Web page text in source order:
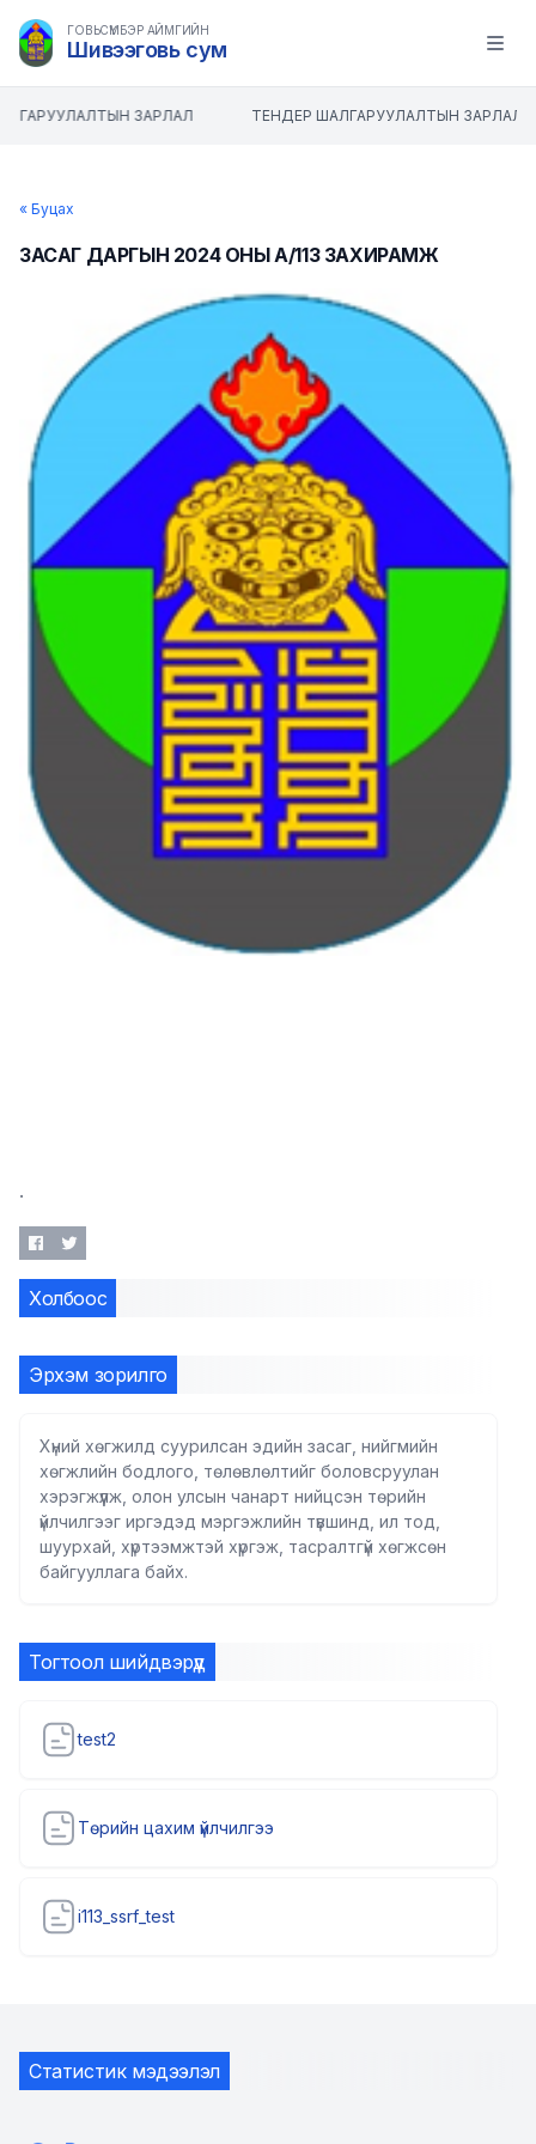
ГОВЬСҮМБЭР АЙМГИЙН
Шивээговь сум Open
ЗАРЛАЛ ТЕНДЕР ШАЛГАРУУЛАЛТЫН ЗАРЛАЛ
« Буцах
ЗАСАГ ДАРГЫН 2024 ОНЫ А/113 ЗАХИРАМЖ
.
Холбоос
Эрхэм зорилго
Хүний хөгжилд суурилсан эдийн засаг, нийгмийн
хөгжлийн бодлого, төлөвлөлтийг боловсруулан
хэрэгжүүлж, олон улсын чанарт нийцсэн төрийн
үйлчилгээг иргэдэд мэргэжлийн түвшинд, ил тод,
шуурхай, хүртээмжтэй хүргэж, тасралтгүй хөгжсөн
байгууллага байх.
Тогтоол шийдвэрүүд
test2
Төрийн цахим үйлчилгээ
i113_ssrf_test
Статистик мэдээлэл